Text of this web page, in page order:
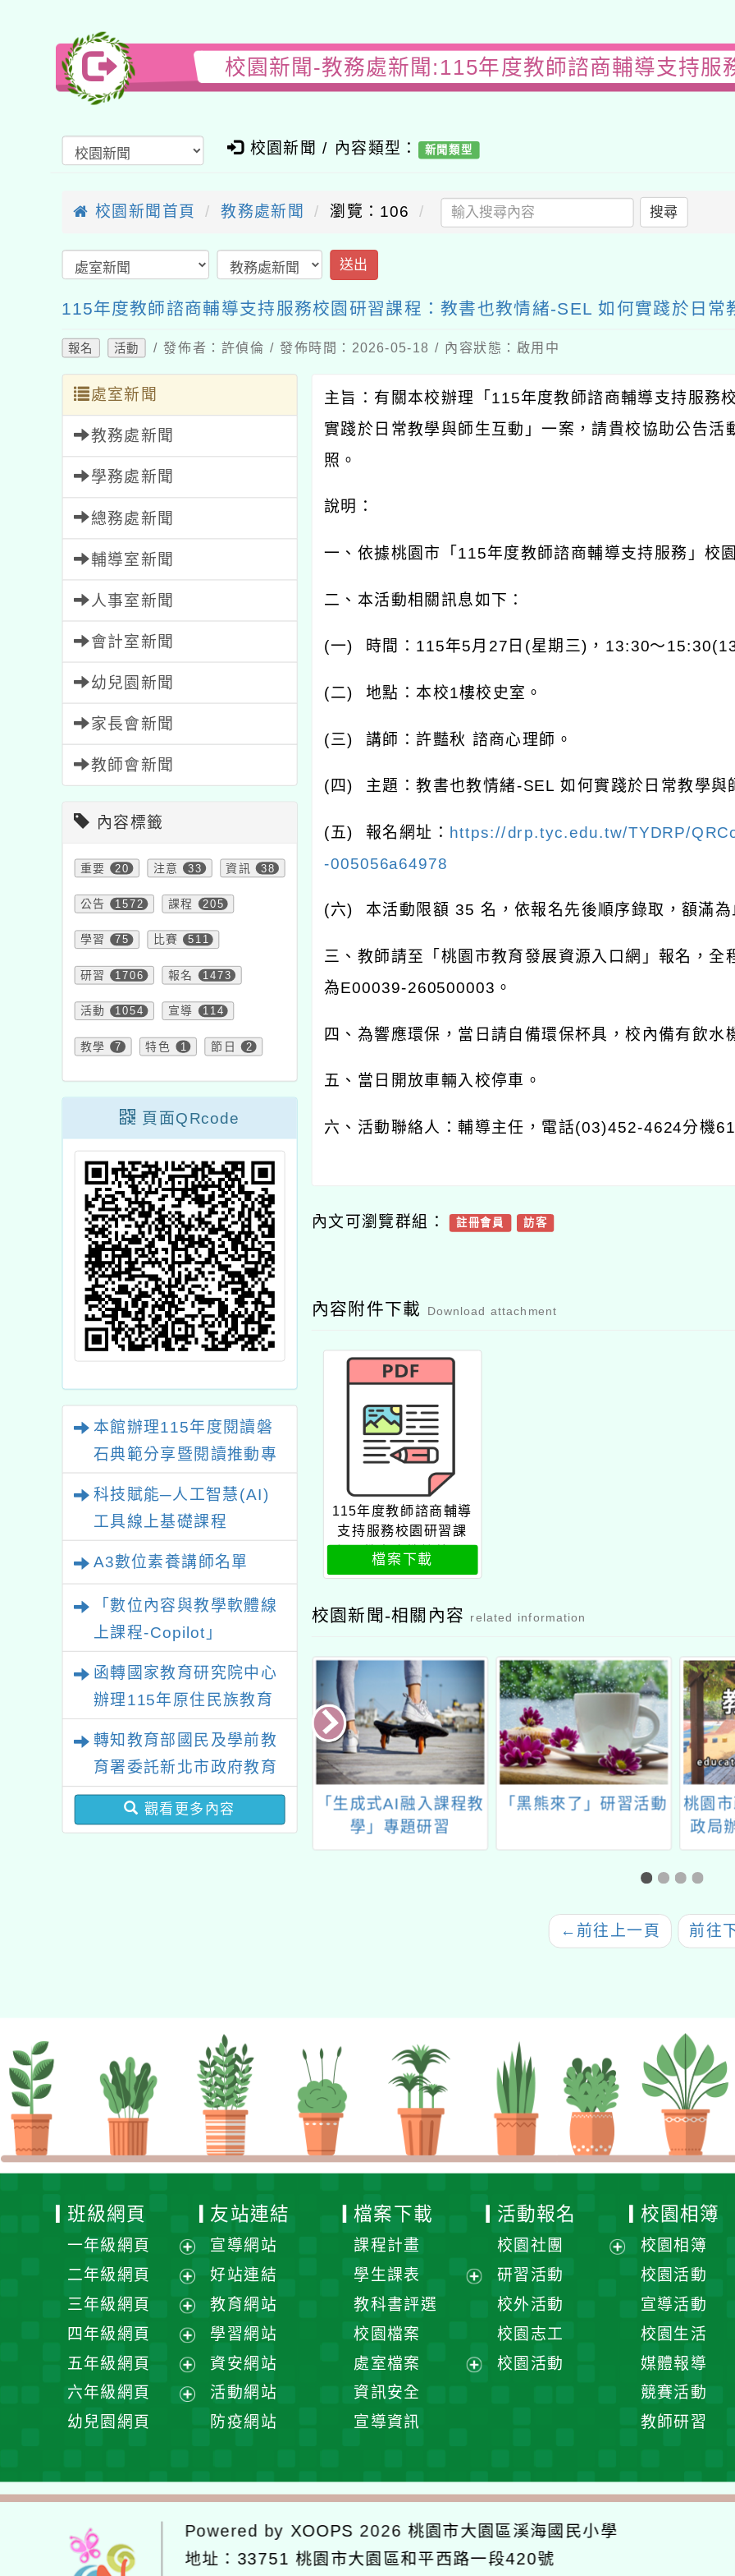
校園新聞-教務處新聞:115年度教師諮商輔導支持服
校園新聞 / 內容類型： 新聞類型
校園新聞首頁 教務處新聞 瀏覽：106 搜尋
送出
115年度教師諮商輔導支持服務校園研習課程：教書也教情緒-SEL 如何實踐於日常
報名 活動 / 發佈者：許偵倫 / 發佈時間：2026-05-18 / 內容狀態：啟用中
處室新聞
教務處新聞
學務處新聞
總務處新聞
輔導室新聞
人事室新聞
會計室新聞
幼兒園新聞
家長會新聞
教師會新聞
內容標籤
重要 20 注意 33 資訊 38
公告 1572 課程 205
學習 75 比賽 511
研習 1706 報名 1473
活動 1054 宣導 114
教學 7 特色 1 節日 2
頁面QRcode
本館辦理115年度閱讀磐
石典範分享暨閱讀推動專
科技賦能─人工智慧(AI)
工具線上基礎課程
A3數位素養講師名單
「數位內容與教學軟體線
上課程-Copilot」
函轉國家教育研究院中心
辦理115年原住民族教育
育國際趨勢與發展」
轉知教育部國民及學前教
育署委託新北市政府教育
局辦理「115年度教師專
業成長研習實施計畫－夢
觀看更多內容
主旨：有關本校辦理「 115年度教師諮商輔導支持服務
實踐於日常教學與師生互動」一案，請貴校協助公告活
照。
說明：
一、依據桃園市「 115年度教師諮商輔導支持服務」校
二、本活動相關訊息如下：
(一) 時間： 115年5月 27 日 (星期三) ， 13:30～
(二) 地點：本校1樓校史室。
(三) 講師：許豔秋 諮商心理師。
( 四) 主題：教書也教情緒-SEL如何實踐於日常教學與
(五) 報名網址： https://drp.tyc.edu.tw/TYDRP/
-005056a64978
(六) 本活動限額 35名，依報名先後順序錄取，額滿
三、教師請至「桃園市教育發展資源入口網」報名，全
為E00039-260500003 。
四、為響應環保，當日請自備環保杯具，校內備有飲水
五、當日開放車輛入校停車。
六、活動聯絡人：輔導主任，電話(03)452-4624分機
內文可瀏覽群組： 註冊會員 訪客
內容附件下載 Download attachment
115年度教師諮商輔導
支持服務校園研習課
程：教書也教情緒sel
如何實踐於日常教學
檔案下載
校園新聞-相關內容 related information
數學科展指導
「生成式AI融入課程教
學」專題研習
「黑熊來了」研習活動 桃園市政府原住民族行
住民族語言戲劇競賽桃
「學
← 前往上一頁 前往
班級網頁
一年級網頁
展
開
選
單
二年級網頁
展
開
選
單
三年級網頁
展
選
單
四年級網頁
展
選
五年級網頁
展
六年級網頁
單
幼兒園網頁
友站連結
宣導網站
好站連結
教育網站
學習網站
資安網站
活動網站
防疫網站
檔案下載
課程計畫
學生課表
單
教科書評選
校園檔案
處室檔案
資訊安全
宣導資訊
活動報名
校園社團
研習活動
校外活動
校園志工
校園活動
校園相簿
校園相簿
校園活動
宣導活動
校園生活
媒體報導
競賽活動
教師研習
Powered by XOOPS 2026桃園市大園區溪海國民小學
地址： 33751 桃園市大園區和平西路一段420號